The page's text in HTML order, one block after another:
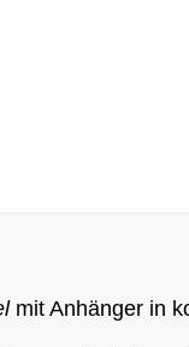
mit Anhänger in